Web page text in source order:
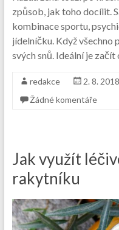
způsob, jak toho docílit.
kombinace sportu,
jídelníčku. Když
svých snů. Ideální je začít
redakce 2. 8. 2018
Žádné komentáře
Jak využít
rakytníku